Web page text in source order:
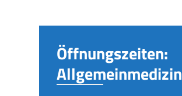
Öffnungszeiten:
Allgemeinmedizin